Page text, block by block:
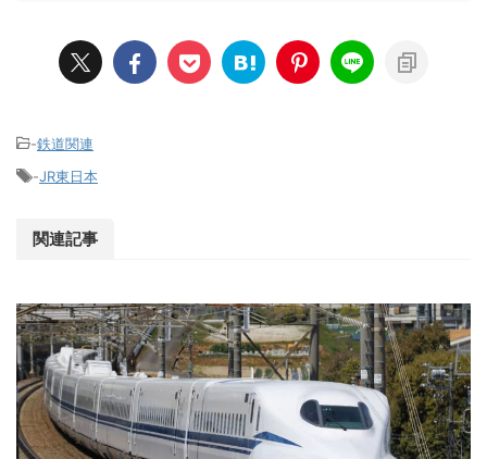
-鉄道関連
-JR東日本
関連記事